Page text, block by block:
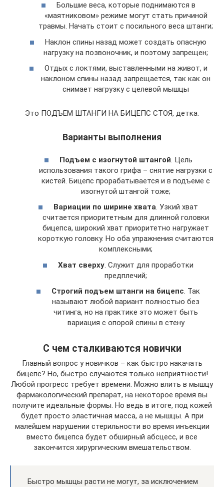
Большие веса, которые поднимаются в
«маятниковом» режиме могут стать причиной
травмы. Начать стоит с посильного веса штанги;
Наклон спины назад может создать опасную
нагрузку на позвоночник, и поэтому запрещен;
Отдых с локтями, выставленными на живот, и
наклоном спины назад запрещается, так как он
снимает нагрузку с целевой мышцы
Это ПОДЪЕМ ШТАНГИ НА БИЦЕПС СТОЯ, детка.
Варианты выполнения
Подъем с изогнутой штангой. Цель
использования такого грифа – снятие нагрузки с
кистей. Бицепс прорабатывается и в подъеме с
изогнутой штангой тоже;
Вариации по ширине хвата. Узкий хват
считается приоритетным для длинной головки
бицепса, широкий хват приоритетно нагружает
короткую головку. Но оба упражнения считаются
комплексными;
Хват сверху. Служит для проработки
предплечий;
Строгий подъем штанги на бицепс. Так
называют любой вариант полностью без
читинга, но на практике это может быть
вариация с опорой спины в стену
С чем сталкиваются новички
Главный вопрос у новичков – как быстро накачать
бицепс? Но, быстро случаются только неприятности!
Любой прогресс требует времени. Можно влить в мышцу
фармакологический препарат, на некоторое время вы
получите идеальные формы. Но ведь в итоге, под кожей
будет просто эластичная масса, а не мышцы. А при
малейшем нарушении стерильности во время инъекции
вместо бицепса будет обширный абсцесс, и все
закончится хирургическим вмешательством.
Быстро мышцы расти не могут, за исключением